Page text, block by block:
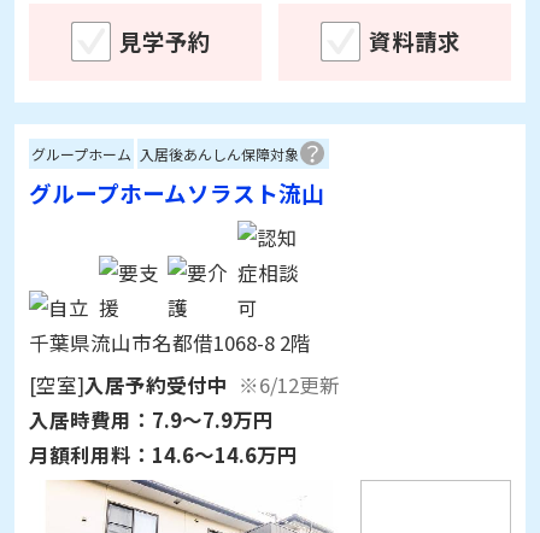
見学予約 資料請求
グループホーム 入居後あんしん保障対象
グループホームソラスト流山
千葉県流山市名都借1068-8 2階
[空室]入居予約受付中 ※6/12更新
入居時費用： 7.9～7.9万円
月額利用料： 14.6～14.6万円